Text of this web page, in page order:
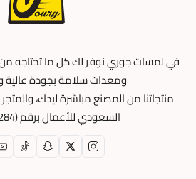
في لمسات جوري نوفر لك كل ما تحتاجه من
ومعدات سلامة بجودة عالية
منتجاتنا من المصنع مباشرة ليدك،
السعودي للأعمال برقم (0000055284).